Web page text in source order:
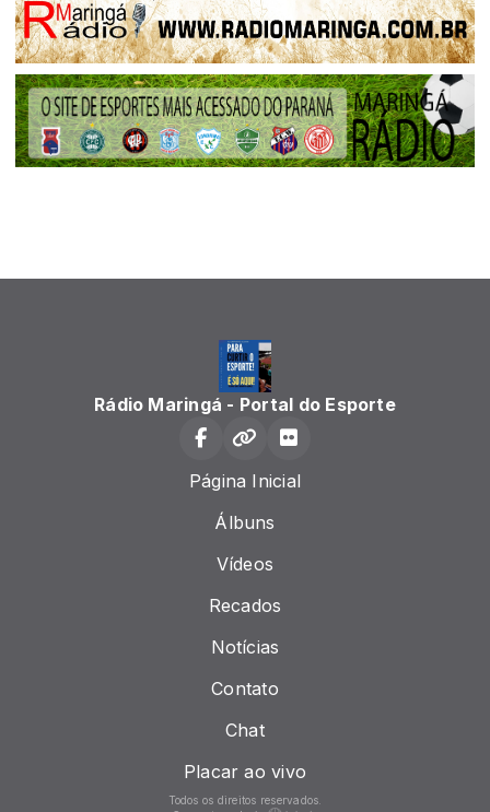
Rádio Maringá - Portal do Esporte
Página Inicial
Álbuns
Vídeos
Recados
Notícias
Contato
Chat
Placar ao vivo
Todos os direitos reservados.